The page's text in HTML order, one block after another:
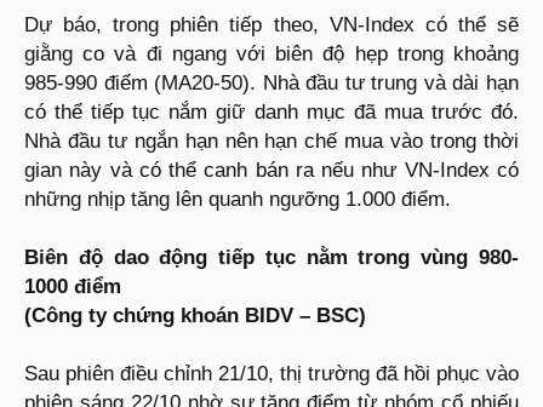
Dự báo, trong phiên tiếp theo, VN-Index có thể sẽ
giằng co và đi ngang với biên độ hẹp trong khoảng
985-990 điểm (MA20-50). Nhà đầu tư trung và dài hạn
có thể tiếp tục nắm giữ danh mục đã mua trước đó.
Nhà đầu tư ngắn hạn nên hạn chế mua vào trong thời
gian này và có thể canh bán ra nếu như VN-Index có
những nhịp tăng lên quanh ngưỡng 1.000 điểm.
Biên độ dao động tiếp tục nằm trong vùng 980-
1000 điểm
(Công ty chứng khoán BIDV – BSC)
Sau phiên điều chỉnh 21/10, thị trường đã hồi phục vào
phiên sáng 22/10 nhờ sự tăng điểm từ nhóm cổ phiếu